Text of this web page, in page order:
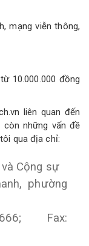
mạng viễn thông,
10.000.000 đồng
liên quan đến
còn những vấn đề
qua địa chỉ:
Cộng sự
phường
Fax: